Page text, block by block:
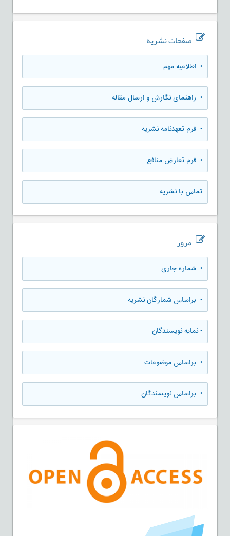
صفحات نشریه
• اطلاعیه مهم
• راهنمای نگارش و ارسال مقاله
• فرم تعهدنامه نشریه
• فرم تعارض منافع
تماس با نشریه
مرور
• شماره جاری
• براساس شمارگان نشریه
•نمایه نویسندگان
• براساس موضوعات
• براساس نویسندگان